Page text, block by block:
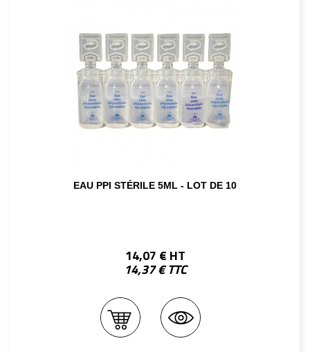
EAU PPI STÉRILE 5ML - LOT DE 10
14,07 € HT
14,37 € TTC